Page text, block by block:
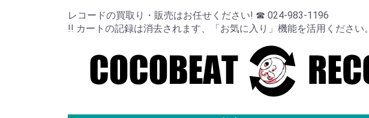
レコードの買取り・販売はお任せください! ☎ 024-983-1196
!! カートの記録は消去されます、「お気に入り」機能を活用ください。